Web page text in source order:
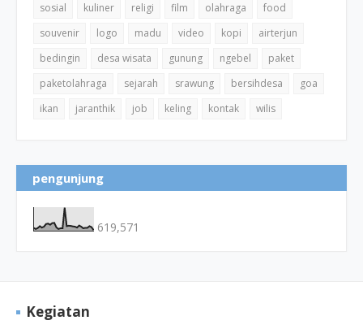
sosial
kuliner religi film olahraga
food
souvenir
logo madu video kopi
airterjun
bedingin
desa wisata gunung ngebel
paket
paketolahraga
sejarah srawung bersihdesa
goa
ikan
jaranthik job keling kontak wilis
pengunjung
619,571
Kegiatan